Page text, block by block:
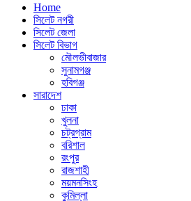
Home
সিলেট নগরী
সিলেট জেলা
সিলেট বিভাগ
মৌলভীবাজার
সুনামগঞ্জ
হবিগঞ্জ
সারাদেশ
ঢাকা
খুলনা
চট্রগ্রাম
বরিশাল
রংপুর
রাজশাহী
ময়মনসিংহ
কুমিল্লা